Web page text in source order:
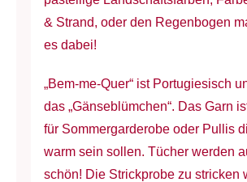
& Strand, oder den Regenbogen
es dabei!
„Bem-me-Quer“ ist Portugiesisch
das „Gänseblümchen“. Das Garn
für Sommergarderobe oder Pullis
warm sein sollen. Tücher werden
schön! Die Strickprobe zu stricken